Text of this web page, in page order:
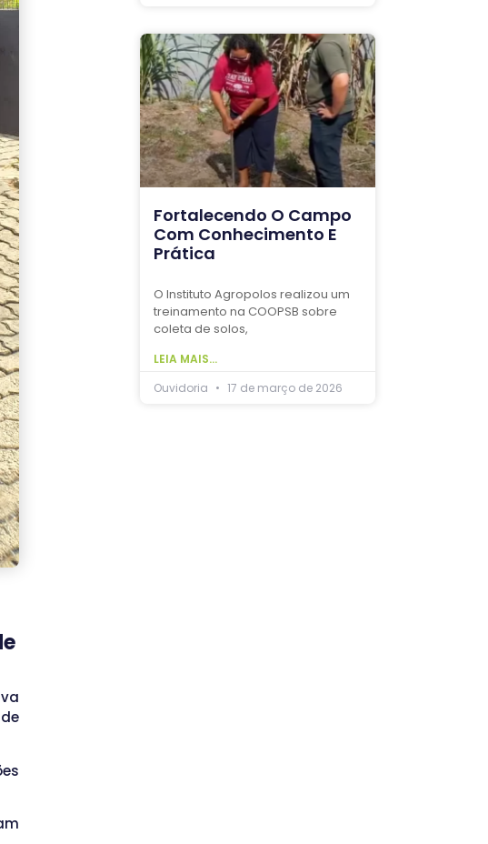
Fortalecendo O Campo
Com Conhecimento E
Prática
O Instituto Agropolos realizou um
treinamento na COOPSB sobre
coleta de solos,
LEIA MAIS...
Ouvidoria
17 de março de 2026